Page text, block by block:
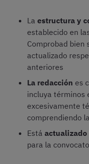
La estructura y
establecido en
Comprobad bien
actualizado
anteriores
La redacción es
incluya términos
excesivamente
comprendiendo
Está
para la